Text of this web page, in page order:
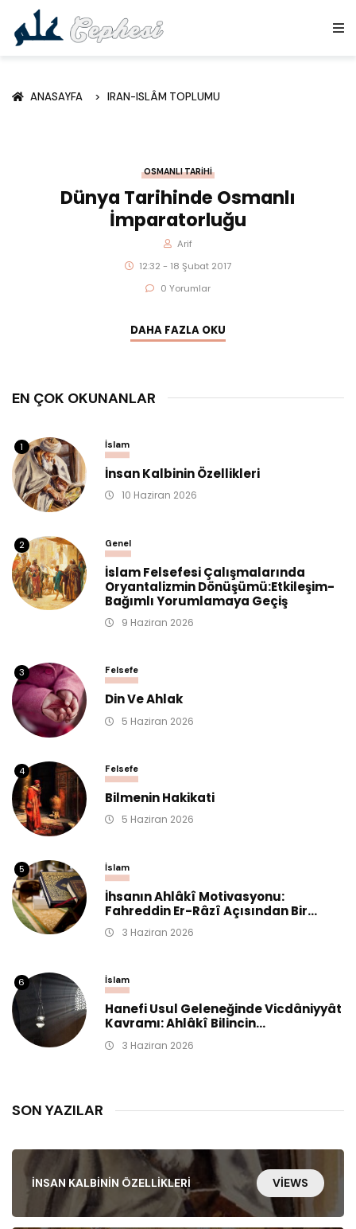
ANASAYFA IRAN-ISLÂM TOPLUMU
OSMANLI TARIHI
Dünya Tarihinde Osmanlı
İmparatorluğu
Arif
12:32 - 18 Şubat 2017
0 Yorumlar
DAHA FAZLA OKU
EN ÇOK OKUNANLAR
1 İslam
İnsan Kalbinin Özellikleri
10 Haziran 2026
2 Genel
İslam Felsefesi Çalışmalarında
Oryantalizmin Dönüşümü:Etkileşim-
Bağımlı Yorumlamaya Geçiş
9 Haziran 2026
3 Felsefe
Din Ve Ahlak
5 Haziran 2026
4 Felsefe
Bilmenin Hakikati
5 Haziran 2026
5 İslam
İhsanın Ahlâkî Motivasyonu:
Fahreddin Er-Râzî Açısından Bir...
3 Haziran 2026
6 İslam
Hanefi Usul Geleneğinde Vicdâniyyât
Kavramı: Ahlâkî Bilincin...
3 Haziran 2026
SON YAZILAR
İNSAN KALBININ ÖZELLIKLERI VIEWS